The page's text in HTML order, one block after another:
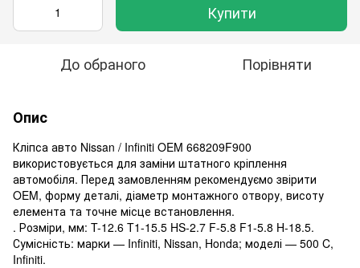
Купити
До обраного Порівняти
Опис
Кліпса авто Nissan / Infiniti OEM 668209F900
використовується для заміни штатного кріплення
автомобіля. Перед замовленням рекомендуємо звірити
OEM, форму деталі, діаметр монтажного отвору, висоту
елемента та точне місце встановлення.
. Розміри, мм: T-12.6 T1-15.5 HS-2.7 F-5.8 F1-5.8 H-18.5.
Сумісність: марки — Infiniti, Nissan, Honda; моделі — 500 C,
Infiniti.